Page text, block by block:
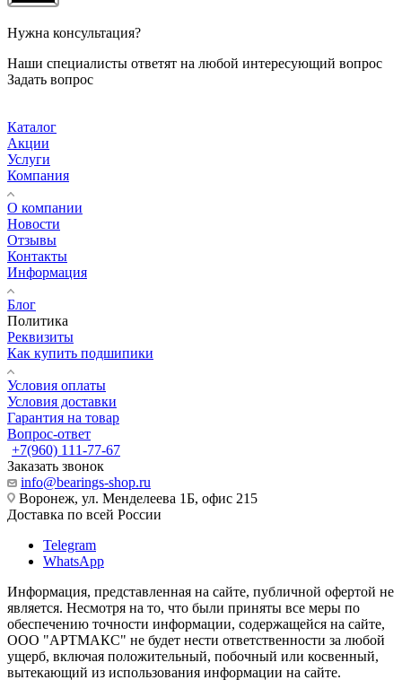
Нужна консультация?
Наши специалисты ответят на любой интересующий вопрос
Задать вопрос
Каталог
Акции
Услуги
Компания
О компании
Новости
Отзывы
Контакты
Информация
Блог
Политика
Реквизиты
Как купить подшипики
Условия оплаты
Условия доставки
Гарантия на товар
Вопрос-ответ
+7(960) 111-77-67
Заказать звонок
info@bearings-shop.ru
Воронеж, ул. Менделеева 1Б, офис 215
Доставка по всей России
Telegram
WhatsApp
Информация, представленная на сайте, публичной офертой не
является. Несмотря на то, что были приняты все меры по
обеспечению точности информации, содержащейся на сайте,
ООО "АРТМАКС" не будет нести ответственности за любой
ущерб, включая положительный, побочный или косвенный,
вытекающий из использования информации на сайте.